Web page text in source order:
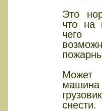
Это
что на
чего
Может
снести.